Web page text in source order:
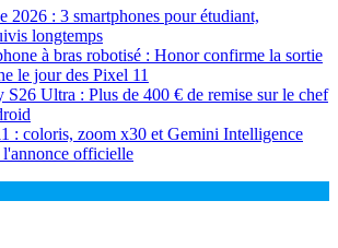
2026 : 3 smartphones pour étudiant,
longtemps
à bras robotisé : Honor confirme la sortie
le jour des Pixel 11
S26 Ultra : Plus de 400 € de remise sur le chef
: coloris, zoom x30 et Gemini Intelligence
l'annonce officielle